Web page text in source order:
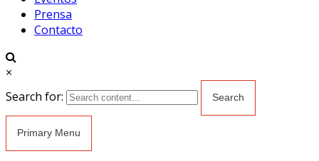
Prensa
Contacto
×
Search for:
Primary Menu